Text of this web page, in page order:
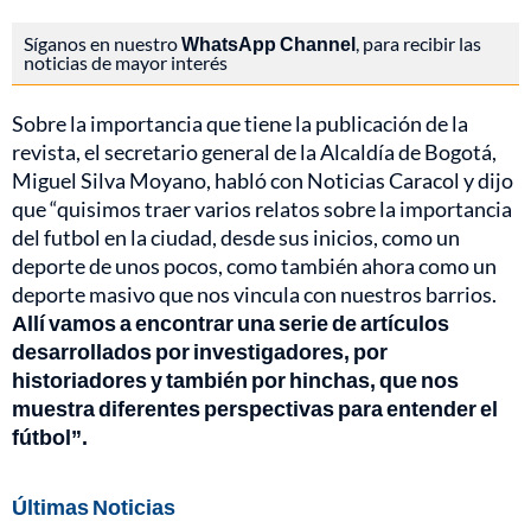
Síganos en nuestroWhatsApp Channel, para recibir las
noticias de mayor interés
Sobre la importancia que tiene la publicación de la
revista, el secretario general de la Alcaldía de Bogotá,
Miguel Silva Moyano, habló con Noticias Caracol y dijo
que “quisimos traer varios relatos sobre la importancia
del futbol en la ciudad, desde sus inicios, como un
deporte de unos pocos, como también ahora como un
deporte masivo que nos vincula con nuestros barrios.
Allí vamos a encontrar una serie de artículos
desarrollados por investigadores, por
historiadores y también por hinchas, que nos
muestra diferentes perspectivas para entender el
fútbol”.
Últimas Noticias